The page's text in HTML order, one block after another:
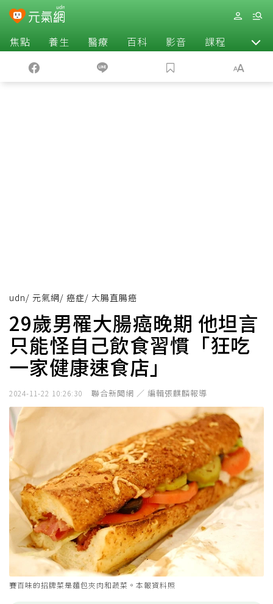
焦點 養生 醫療 百科 影音 課程 退休
udn/ 元氣網/ 癌症/ 大腸直腸癌
29歲男罹大腸癌晚期 他坦言
只能怪自己飲食習慣「狂吃
一家健康速食店」
2024-11-22 10:26:30 聯合新聞網 ／ 編輯張麒麟報導
賽百味的招牌菜是麵包夾肉和蔬菜。本報資料照